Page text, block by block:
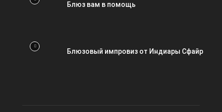
Блюз вам в помощь
Блюзовый импровиз от Индиары Сфайр